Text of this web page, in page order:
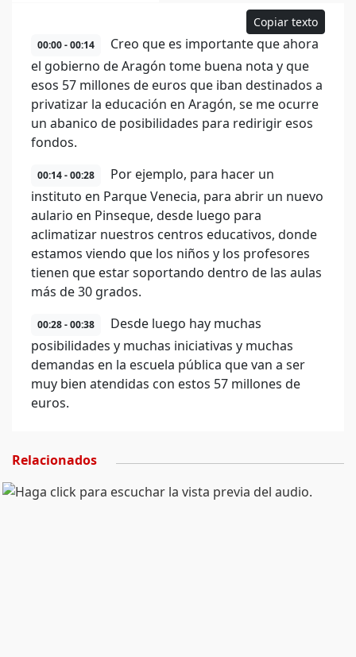
Copiar texto
00:00 - 00:14
Creo que es importante que ahora
el gobierno de Aragón tome buena nota y que
esos 57 millones de euros que iban destinados a
privatizar la educación en Aragón, se me ocurre
un abanico de posibilidades para redirigir esos
fondos.
00:14 - 00:28
Por ejemplo, para hacer un
instituto en Parque Venecia, para abrir un nuevo
aulario en Pinseque, desde luego para
aclimatizar nuestros centros educativos, donde
estamos viendo que los niños y los profesores
tienen que estar soportando dentro de las aulas
más de 30 grados.
00:28 - 00:38
Desde luego hay muchas
posibilidades y muchas iniciativas y muchas
demandas en la escuela pública que van a ser
muy bien atendidas con estos 57 millones de
euros.
Relacionados